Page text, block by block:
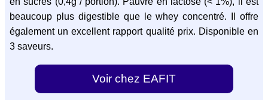
beaucoup plus digestible que le whey concentré. Il offre
également un excellent rapport qualité prix. Disponible en
3 saveurs.
Voir chez EAFIT